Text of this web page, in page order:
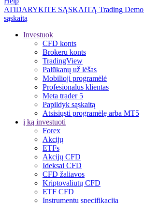
ATIDARYKITE SĄSKAITĄ Trading Demo
sąskaitą
Investuok
CFD konts
Brokeru konts
TradingView
Palūkanų už lėšas
Mobilioji programėlė
Profesionalus klientas
Meta trader 5
Papildyk sąskaitą
Atsisiųsti programėlę arba MT5
į ką investuoti
Forex
Akcijų
ETFs
Akcijų CFD
Ideksai CFD
CFD žaliavos
Kriptovaliutų CFD
ETF CFD
Instrumentų specifikacija